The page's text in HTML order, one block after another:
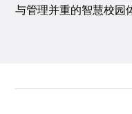
智库百科
与管理并重的智慧校园